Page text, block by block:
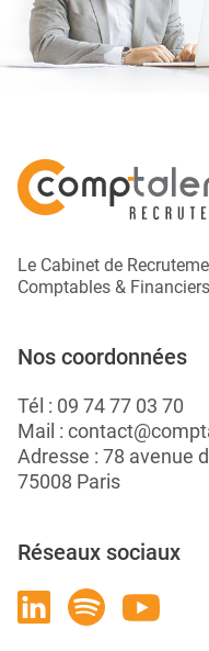
Le Cabinet de
Comptables & Financiers
Nos coordonnées
Tél : 09 74 77 03 70
Mail :
Adresse : 78 avenue
75008 Paris
Réseaux sociaux